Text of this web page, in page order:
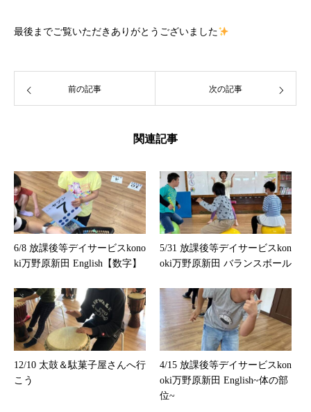
最後までご覧いただきありがとうございました
前の記事 次の記事
関連記事
6/8 放課後等デイサービスkono
ki万野原新田 English【数字】
5/31 放課後等デイサービスkon
oki万野原新田 バランスボール
12/10 太鼓＆駄菓子屋さんへ行
こう
4/15 放課後等デイサービスkon
oki万野原新田 English~体の部
位~